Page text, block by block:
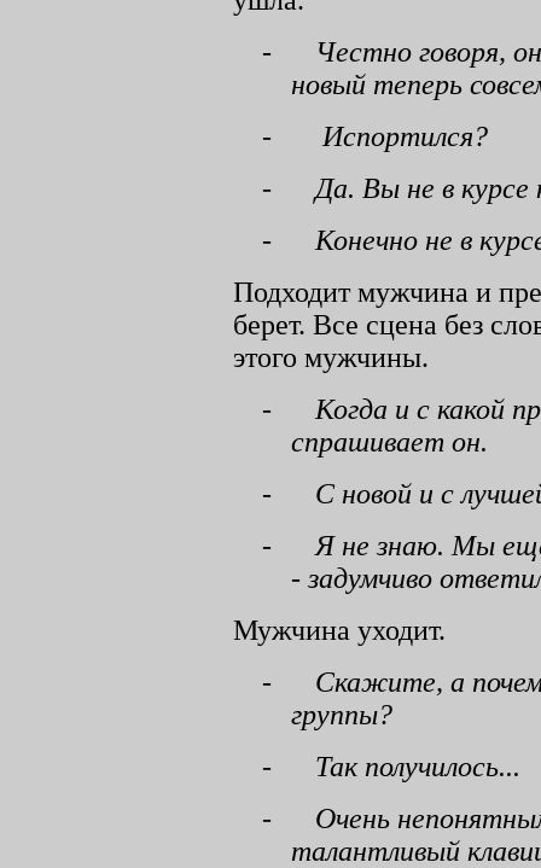
-
Честно говоря,
новый теперь
-
Испортился?
-
Да. Вы не в курсе
-
Конечно не в
Подходит мужчина и
берет. Все сцена без
этого мужчины.
-
Когда и с какой
спрашивает он.
-
С новой и с
-
Я не знаю. Мы
- задумчиво
Мужчина уходит.
-
Скажите, а
группы?
-
Так получилось...
-
Очень
талантливый